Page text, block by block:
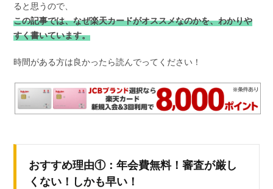
ると思うので、
この記事では、なぜ楽天カードがオススメなのかを、わかりや
すく書いています。
時間がある方は良かったら読んでってください！
おすすめ理由①：年会費無料！審査が厳し
くない！しかも早い！